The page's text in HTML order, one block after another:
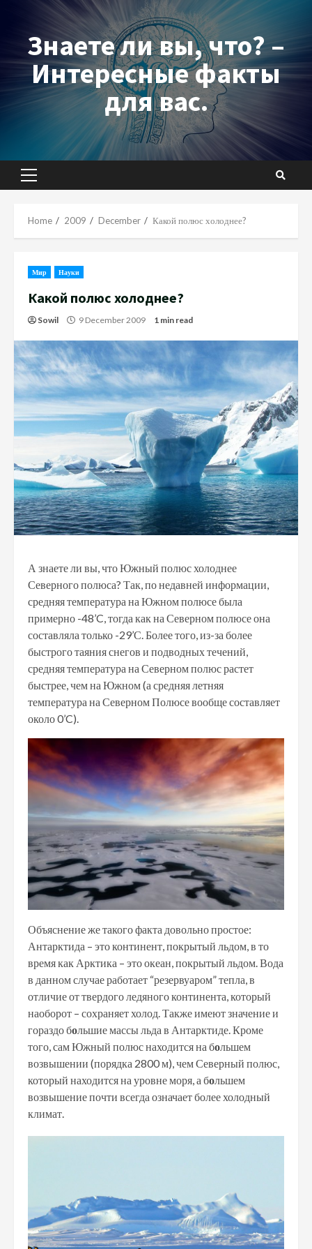
contentЗнаете ли вы, что? –
Интересные факты
для вас.
Primary
Home 2009 December Какой полюс холоднее?
Мир Науки
Какой полюс холоднее?
Sowil 9 December 2009 1 min read
А знаете ли вы, что Южный полюс холоднее
Северного полюса? Так, по недавней информации,
средняя температура на Южном полюсе была
примерно -48’C, тогда как на Северном полюсе она
составляла только -29’С. Более того, из-за более
быстрого таяния снегов и подводных течений,
средняя температура на Северном полюс растет
быстрее, чем на Южном (а средняя летняя
температура на Северном Полюсе вообще составляет
около 0’C).
Объяснение же такого факта довольно простое:
Антарктида – это континент, покрытый льдом, в то
время как Арктика – это океан, покрытый льдом. Вода
в данном случае работает “резервуаром” тепла, в
отличие от твердого ледяного континента, который
наоборот – сохраняет холод. Также имеют значение и
гораздо большие массы льда в Антарктиде. Кроме
того, сам Южный полюс находится на большем
возвышении (порядка 2800 м), чем Северный полюс,
который находится на уровне моря, а большем
возвышение почти всегда означает более холодный
климат.